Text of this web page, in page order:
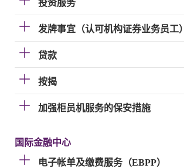
投资服务
发牌事宜（认可机构证券业务员工）
贷款
按揭
加强柜员机服务的保安措施
国际金融中心
电子帐单及缴费服务（EBPP）